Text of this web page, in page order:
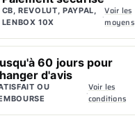
CB, REVOLUT, PAYPAL,
LENBOX 10X
·Voir les
moyens
60 jours pour
d'avis
OU
·Voir les
conditions